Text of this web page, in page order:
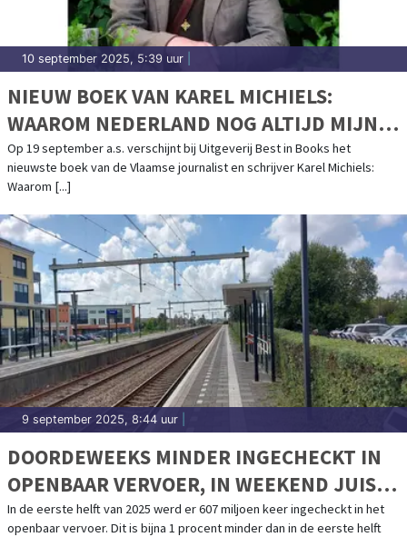
10 september 2025, 5:39 uur
NIEUW BOEK VAN KAREL MICHIELS:
WAAROM NEDERLAND NOG ALTIJD MIJN
GIDSLAND IS
Op 19 september a.s. verschijnt bij Uitgeverij Best in Books het
nieuwste boek van de Vlaamse journalist en schrijver Karel Michiels:
Waarom [...]
9 september 2025, 8:44 uur
DOORDEWEEKS MINDER INGECHECKT IN
OPENBAAR VERVOER, IN WEEKEND JUIST
MEER
In de eerste helft van 2025 werd er 607 miljoen keer ingecheckt in het
openbaar vervoer. Dit is bijna 1 procent minder dan in de eerste helft